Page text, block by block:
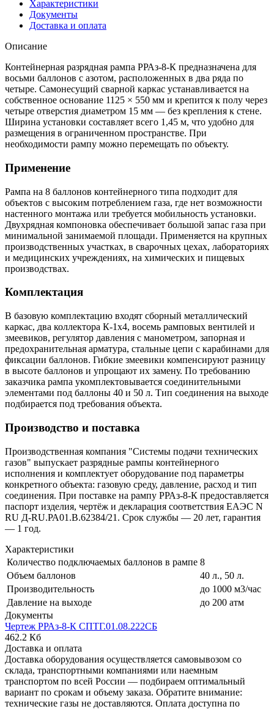
Характеристики
Документы
Доставка и оплата
Описание
Контейнерная разрядная рампа РРАз-8-К предназначена для
восьми баллонов с азотом, расположенных в два ряда по
четыре. Самонесущий сварной каркас устанавливается на
собственное основание 1125 × 550 мм и крепится к полу через
четыре отверстия диаметром 15 мм — без крепления к стене.
Ширина установки составляет всего 1,45 м, что удобно для
размещения в ограниченном пространстве. При
необходимости рампу можно перемещать по объекту.
Применение
Рампа на 8 баллонов контейнерного типа подходит для
объектов с высоким потреблением газа, где нет возможности
настенного монтажа или требуется мобильность установки.
Двухрядная компоновка обеспечивает большой запас газа при
минимальной занимаемой площади. Применяется на крупных
производственных участках, в сварочных цехах, лабораториях
и медицинских учреждениях, на химических и пищевых
производствах.
Комплектация
В базовую комплектацию входят сборный металлический
каркас, два коллектора К-1х4, восемь рамповых вентилей и
змеевиков, регулятор давления с манометром, запорная и
предохранительная арматура, стальные цепи с карабинами для
фиксации баллонов. Гибкие змеевики компенсируют разницу
в высоте баллонов и упрощают их замену. По требованию
заказчика рампа укомплектовывается соединительными
элементами под баллоны 40 и 50 л. Тип соединения на выходе
подбирается под требования объекта.
Производство и поставка
Производственная компания "Системы подачи технических
газов" выпускает разрядные рампы контейнерного
исполнения и комплектует оборудование под параметры
конкретного объекта: газовую среду, давление, расход и тип
соединения. При поставке на рампу РРАз-8-К предоставляется
паспорт изделия, чертёж и декларация соответствия ЕАЭС N
RU Д-RU.РА01.В.62384/21. Срок службы — 20 лет, гарантия
— 1 год.
Характеристики
Количество подключаемых баллонов в рампе 8
Объем баллонов
40 л., 50 л.
Производительность
до 1000 м3/час
Давление на выходе
до 200 атм
Документы
Чертеж РРАз-8-К СПТГ.01.08.222СБ
462.2 Кб
Доставка и оплата
Доставка оборудования осуществляется самовывозом со
склада, транспортными компаниями или наемным
транспортом по всей России — подбираем оптимальный
вариант по срокам и объему заказа. Обратите внимание:
технические газы не доставляются. Оплата доступна по